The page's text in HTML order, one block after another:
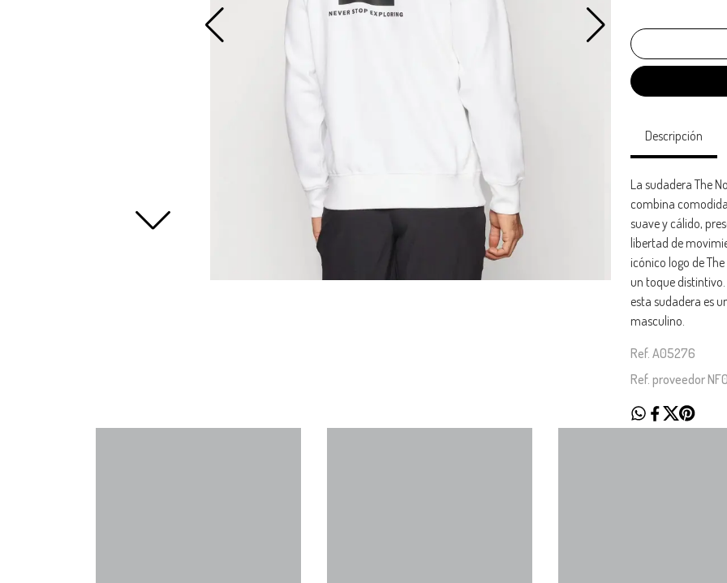
Descripción
La sudadera The
combina
suave y cálido,
libertad de
icónico logo de
un toque
esta sudadera es
masculino.
Ref. A05276
Ref. proveedor